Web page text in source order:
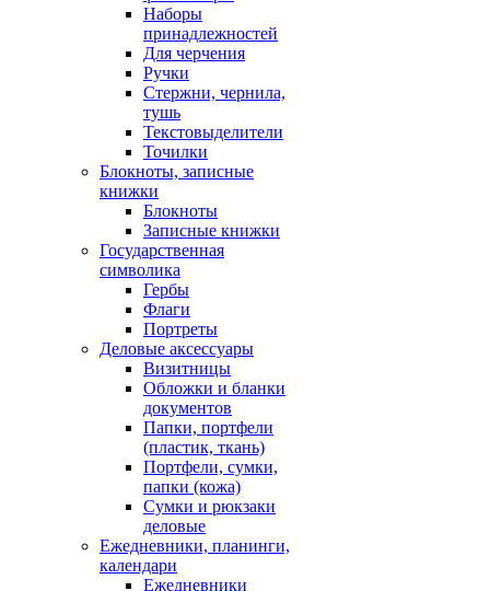
Наборы
принадлежностей
Для черчения
Ручки
Стержни, чернила,
тушь
Текстовыделители
Точилки
Блокноты, записные
книжки
Блокноты
Записные книжки
Государственная
символика
Гербы
Флаги
Портреты
Деловые аксессуары
Визитницы
Обложки и бланки
документов
Папки, портфели
(пластик, ткань)
Портфели, сумки,
папки (кожа)
Сумки и рюкзаки
деловые
Ежедневники, планинги,
календари
Ежедневники